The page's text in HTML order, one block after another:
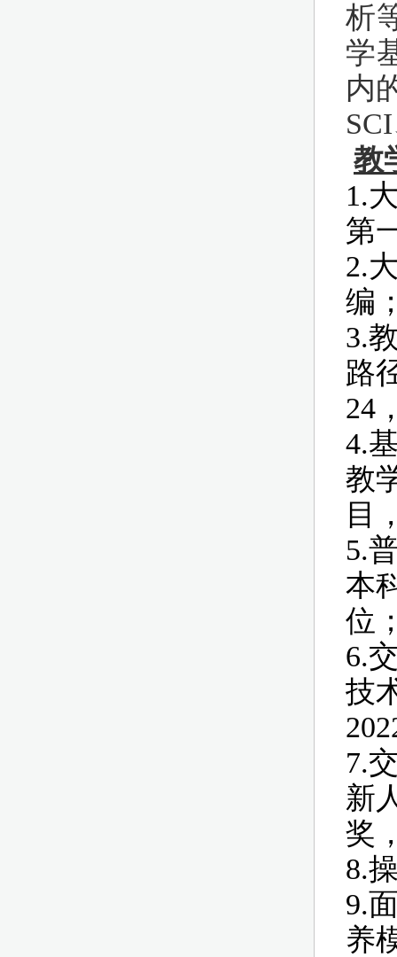
析
学
内
教
1.
第
2.
编
3.
路
24
4.
教
目
5.
本
位
6.
技
7.
新
奖
8.
9.
养